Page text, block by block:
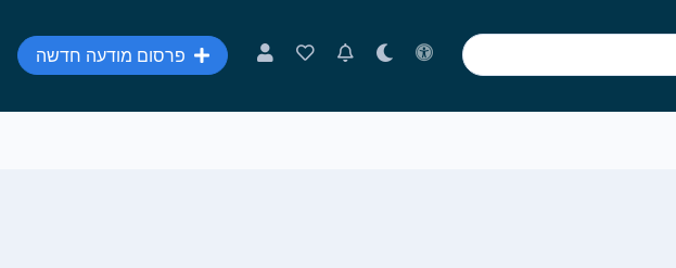
פרסום מודעה חדשה